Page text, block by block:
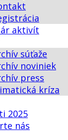
aktivít
súťaže
noviniek
press
kríza
2025
nás